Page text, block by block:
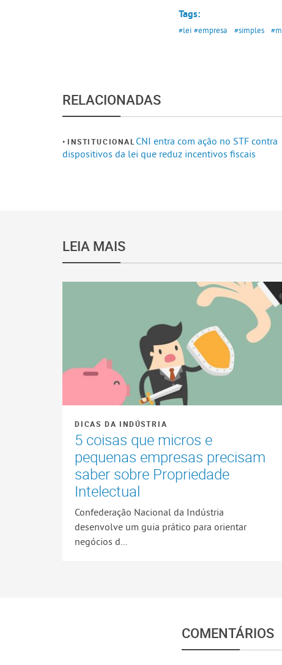
Tags:
#lei #empresa #simples
RELACIONADAS
INSTITUCIONAL CNI entra com ação no STF contra
dispositivos da lei que reduz incentivos fiscais
LEIA MAIS
DICAS DA INDÚSTRIA
5 coisas que micros e
pequenas empresas precisam
saber sobre Propriedade
Intelectual
Confederação Nacional da Indústria
desenvolve um guia prático para orientar
negócios d...
COMENTÁRIOS